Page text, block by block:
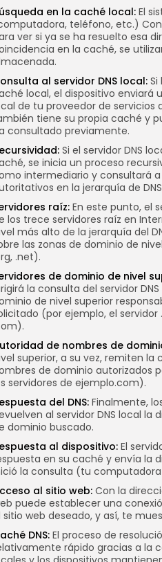
en la caché local: El
teléfono, etc.)
ver si ya se ha resuelto esa
en la caché, se
al servidor DNS local: Si
local, el dispositivo enviará
de tu proveedor de servicios
tiene su propia caché y
consultado previamente.
Si el servidor DNS
se inicia un proceso
intermediario y consultará a
en la jerarquía de
raíz: En este punto, el
los trece servidores raíz en
más alto de la jerarquía del
las zonas de dominio de
.net).
de dominio de nivel
la consulta del servidor
de nivel superior
(por ejemplo, el
de nombres de
superior, a su vez, remiten la
de dominio autorizados
servidores de ejemplo.com).
del DNS: Finalmente,
al servidor DNS local la
dominio buscado.
al dispositivo: El
en su caché y envía la
la consulta (tu
al sitio web:Con la
puede establecer una
sitio web deseado, y así, te
DNS: El proceso de
rápido gracias a la